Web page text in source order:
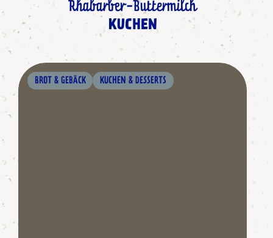
Rhabarber-Buttermilch
KUCHEN
BROT & GEBÄCK KUCHEN & DESSERTS